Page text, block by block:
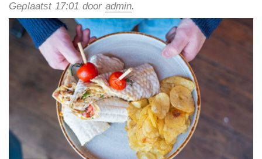
Geplaatst 17:01 door admin.